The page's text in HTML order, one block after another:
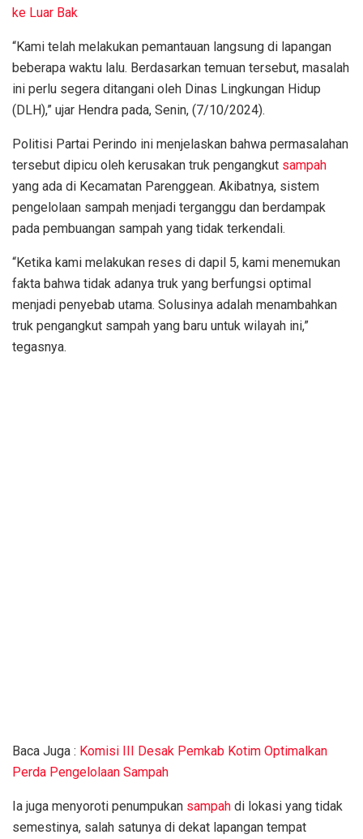
ke Luar Bak
“Kami telah melakukan pemantauan langsung di lapangan
beberapa waktu lalu. Berdasarkan temuan tersebut, masalah
ini perlu segera ditangani oleh Dinas Lingkungan Hidup
(DLH),” ujar Hendra pada, Senin, (7/10/2024).
Politisi Partai Perindo ini menjelaskan bahwa permasalahan
tersebut dipicu oleh kerusakan truk pengangkut sampah
yang ada di Kecamatan Parenggean. Akibatnya, sistem
pengelolaan sampah menjadi terganggu dan berdampak
pada pembuangan sampah yang tidak terkendali.
“Ketika kami melakukan reses di dapil 5, kami menemukan
fakta bahwa tidak adanya truk yang berfungsi optimal
menjadi penyebab utama. Solusinya adalah menambahkan
truk pengangkut sampah yang baru untuk wilayah ini,”
tegasnya.
Baca Juga : Komisi III Desak Pemkab Kotim Optimalkan
Perda Pengelolaan Sampah
Ia juga menyoroti penumpukan sampah di lokasi yang tidak
semestinya, salah satunya di dekat lapangan tempat